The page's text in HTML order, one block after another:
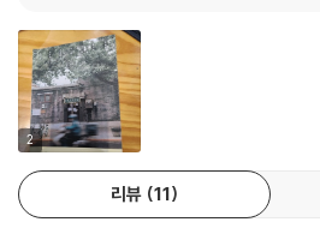
--- p.98
“우리는 산 하나, 강 하나, 성인 한 사람밖
둥 사람들의 산둥 스타일 플렉스다. 산둥에
나, 황허黃河 하나밖에 없다는 거다. 산둥 사
게 이렇게 산둥을 뽐낸다. 공자와 태산, 황허
의 반어적 과시다.
력자에게 단호했던 저항적 지식인으로서의
향기를 곁들여가며 설명한다.(6장 사오싱 ‘
과 그늘)
아울러 저자는 산둥반도의 지난에서는 공자
영된 넷플릭스 드라마 「삼체」는 문화대혁
모은 바 있다. 그 시기 극렬한 타도의 대상이
2
리뷰 11